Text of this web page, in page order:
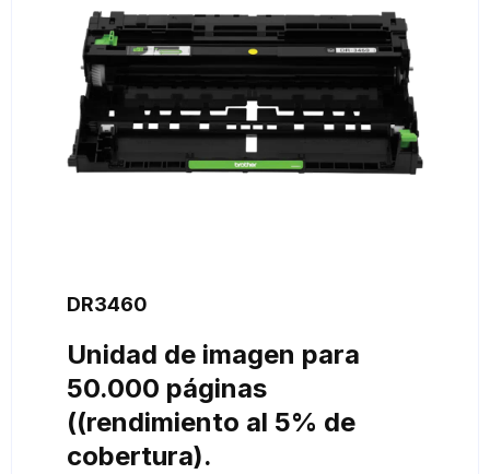
DR3460
Unidad de imagen para
50.000 páginas
((rendimiento al 5% de
cobertura).